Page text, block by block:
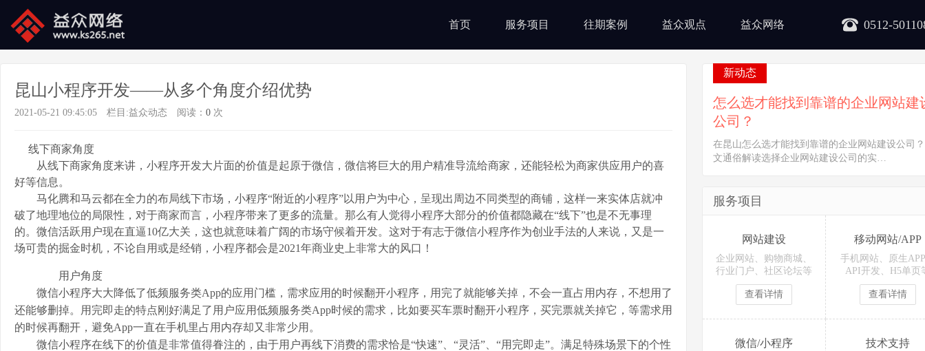
0512-
首页 服务项目 往期案例 益众观点 益众网络
昆山小程序开发——从多个角度介绍优势
2021-05-21 09:45:05 栏目:益众动态 阅读： 0 次
线下商家角度
从线下商家角度来讲，小程序开发大片面的价值是起原于微信，微信将巨大的用户精准导流给商家，还能轻松为商家供应用户的喜
好等信息。
马化腾和马云都在全力的布局线下市场，小程序“附近的小程序”以用户为中心，呈现出周边不同类型的商铺，这样一来实体店就冲
破了地理地位的局限性，对于商家而言，小程序带来了更多的流量。那么有人觉得小程序大部分的价值都隐藏在“线下”也是不无事理
的。微信活跃用户现在直逼10亿大关，这也就意味着广阔的市场守候着开发。这对于有志于微信小程序作为创业手法的人来说，又是一
场可贵的掘金时机，不论自用或是经销，小程序都会是2021年商业史上非常大的风口！
用户角度
微信小程序大大降低了低频服务类App的应用门槛，需求应用的时候翻开小程序，用完了就能够关掉，不会一直占用内存，不想用了
还能够删掉。用完即走的特点刚好满足了用户应用低频服务类App时候的需求，比如要买车票时翻开小程序，买完票就关掉它，等需求用
的时候再翻开，避免App一直在手机里占用内存却又非常少用。
微信小程序在线下的价值是非常值得眷注的，由于用户再线下消费的需求恰是“快速”、“灵活”、“用完即走”。满足特殊场景下的个性
新动态
怎么选才能找到靠谱的企业网站建
公司？
在昆山怎么选才能找到靠谱的企业网站建设公司
文通俗解读选择企业网站建设公司的实…
服务项目
网站建设
企业网站、购物商城、
行业门户、社区论坛等
查看详情
移动网站/APP
手机网站、原生
API开发、H5单页
查看详情
微信/小程序 技术支持